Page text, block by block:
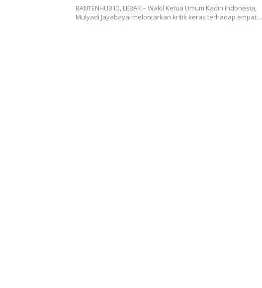
BANTENHUB.ID, LEBAK – Wakil Ketua Umum Kadin Indonesia,
Mulyadi Jayabaya, melontarkan kritik keras terhadap empat…